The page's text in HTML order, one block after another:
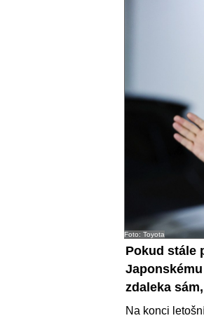
Foto: Toyota
Pokud stále
zdaleka
Na konci